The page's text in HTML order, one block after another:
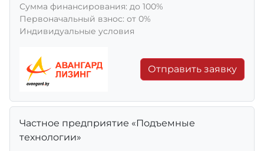
Сумма финансирования: до 100%
Первоначальный взнос: от 0%
Индивидуальные условия
Отправить заявку
Частное предприятие «Подъемные
технологии»